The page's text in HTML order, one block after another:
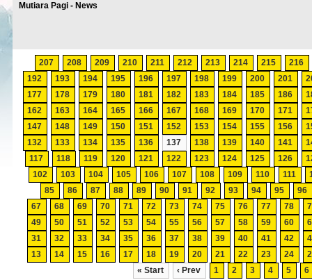
Mutiara Pagi - News
216
215
214
213
212
211
210
209
208
207
201
200
199
198
197
196
195
194
193
192
186
185
184
183
182
181
180
179
178
177
171
170
169
168
167
166
165
164
163
162
156
155
154
153
152
151
150
149
148
147
141
140
139
138
137
136
135
134
133
132
126
125
124
123
122
121
120
119
118
117
111
110
109
108
107
106
105
104
103
102
96
95
94
93
92
91
90
89
88
87
86
85
78
77
76
75
74
73
72
71
70
69
68
67
60
59
58
57
56
55
54
53
52
51
50
49
42
41
40
39
38
37
36
35
34
33
32
31
24
23
22
21
20
19
18
17
16
15
14
13
6
5
4
3
2
1
‹ Prev
« Start